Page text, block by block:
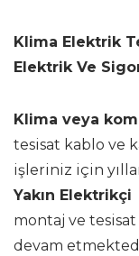
Klima Elektrik
Elektrik Ve
Klima veya
tesisat kablo ve
işleriniz için
Yakın Elektrikçi
montaj ve
devam